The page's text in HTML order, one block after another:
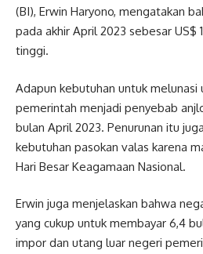
(BI), Erwin Haryono, mengatakan
pada akhir April 2023 sebesar US$
tinggi.
Adapun kebutuhan untuk melunasi
pemerintah menjadi penyebab
bulan April 2023. Penurunan itu
kebutuhan pasokan valas karena
Hari Besar Keagamaan Nasional.
Erwin juga menjelaskan bahwa
yang cukup untuk membayar 6,4
impor dan utang luar negeri